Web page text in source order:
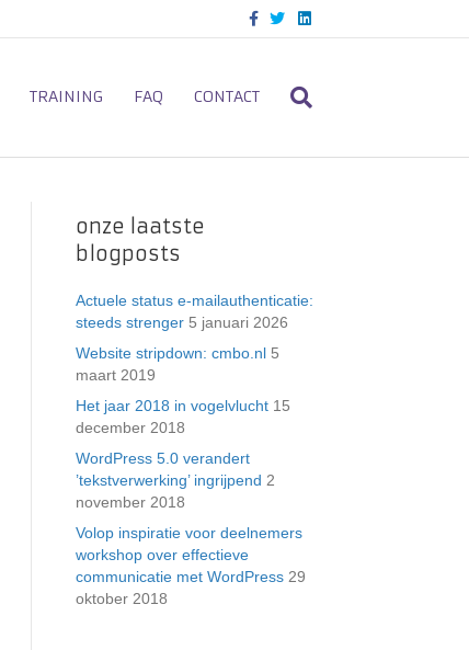
c
o
o
T
i
e
L
n
d
TRAINING FAQ CONTACT
onze laatste
blogposts
Actuele status e-mailauthenticatie:
steeds strenger 5 januari 2026
Website stripdown: cmbo.nl 5
maart 2019
Het jaar 2018 in vogelvlucht 15
december 2018
WordPress 5.0 verandert
’tekstverwerking’ ingrijpend 2
november 2018
Volop inspiratie voor deelnemers
workshop over effectieve
communicatie met WordPress 29
oktober 2018